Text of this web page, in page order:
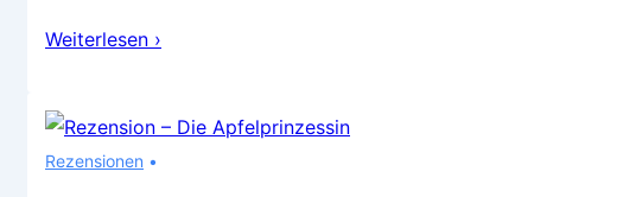
Leipziger
–
einfach
Weiterlesen ›
Rezensionen